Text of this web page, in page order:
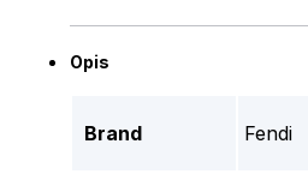
Opis
Brand Fendi